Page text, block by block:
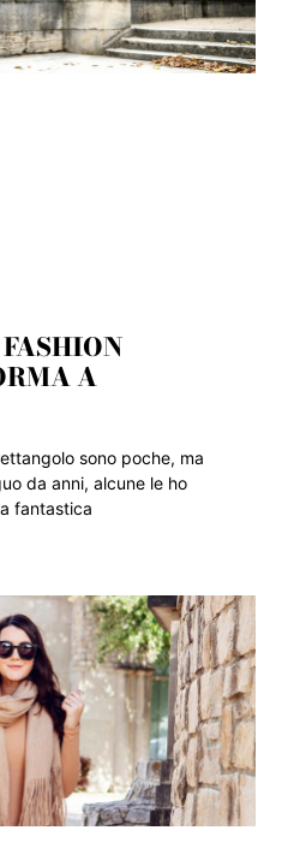
A
sono poche, ma
da anni, alcune le ho
fantastica